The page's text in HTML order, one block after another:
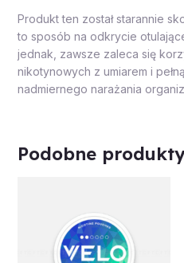
Produkt ten został starannie
to sposób na odkrycie
jednak, zawsze zaleca się
nikotynowych z umiarem i
nadmiernego narażania
Podobne